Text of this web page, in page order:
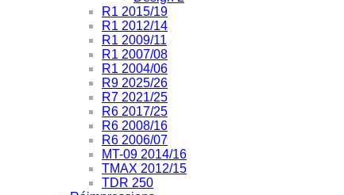
R1 2015/19
R1 2012/14
R1 2009/11
R1 2007/08
R1 2004/06
R9 2025/26
R7 2021/25
R6 2017/25
R6 2008/16
R6 2006/07
MT-09 2014/16
TMAX 2012/15
TDR 250